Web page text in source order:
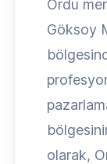
Ordu
Göksoy
olarak,